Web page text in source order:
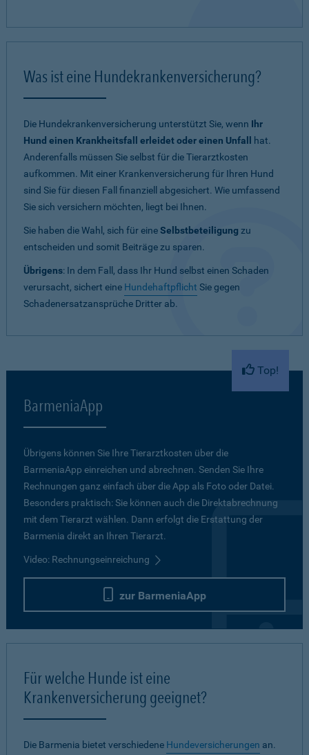
Was ist eine Hundekrankenversicherung?
Die Hundekrankenversicherung unterstützt Sie, wenn Ihr
Hund einen Krankheitsfall erleidet oder einen Unfall
hat.
Anderenfalls müssen Sie selbst für die Tierarztkosten
aufkommen. Mit einer Krankenversicherung für Ihren Hund
sind Sie für diesen Fall finanziell abgesichert. Wie umfassend
Sie sich versichern möchten, liegt bei Ihnen.
Sie haben die Wahl, sich für eineSelbstbeteiligung zu
entscheiden und somit Beiträge zu sparen.
Übrigens: In dem Fall, dass Ihr Hund selbst einen Schaden
verursacht, sichert eine Hundehaftpflicht Sie gegen
Schadenersatzansprüche Dritter ab.
Top!
BarmeniaApp
Übrigens können Sie Ihre Tierarztkosten über die
BarmeniaApp einreichen und abrechnen. Senden Sie Ihre
Rechnungen ganz einfach über die App als Foto oder Datei.
Besonders praktisch: Sie können auch die Direktabrechnung
mit dem Tierarzt wählen. Dann erfolgt die Erstattung der
Barmenia direkt an Ihren Tierarzt.
Video: Rechnungseinreichung
zur BarmeniaApp
Für welche Hunde ist eine
Krankenversicherung geeignet?
Die Barmenia bietet verschiedene Hundeversicherungen an.